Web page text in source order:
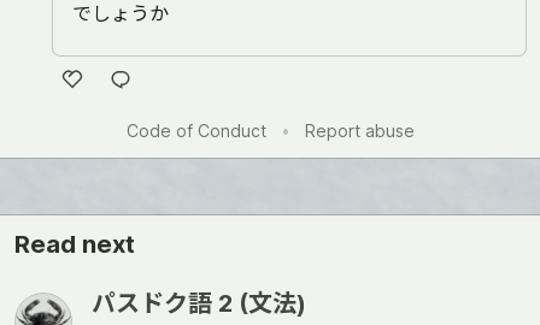
でしょうか
Code of Conduct
• Report abuse
Read next
パスドク語 2 (文法)